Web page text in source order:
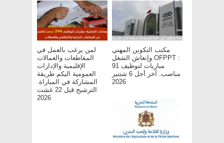
لمن يرغب بالعمل في
المقاطعات والعمالات
الإقليمية والإدارات
العمومية اليكم طريقة
المشاركة في المباراة.
الترشيح قبل 22 غشت
2026
مكتب التكوين المهني
وإنعاش الشغل OFPPT :
مباريات لتوظيف 91
مناصب. آخر أجل 6 شتنبر
2026